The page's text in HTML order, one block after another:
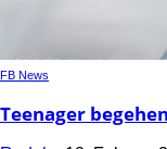
FB News
Teenager